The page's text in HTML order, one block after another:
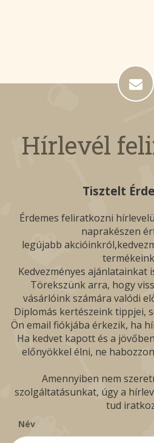
Hírlevél
Tisztelt
Érdemes feliratkozni
naprakészen
legújabb
Kedvezményes ajánlatainkat
Törekszünk arra, hogy
vásárlóink számára valódi
Diplomás kertészeink tippjei,
Ön email fiókjába érkezik, ha
Ha kedvet kapott és a
előnyökkel élni, ne
Amennyiben nem
szolgáltatásunkat, úgy a
tud
Név